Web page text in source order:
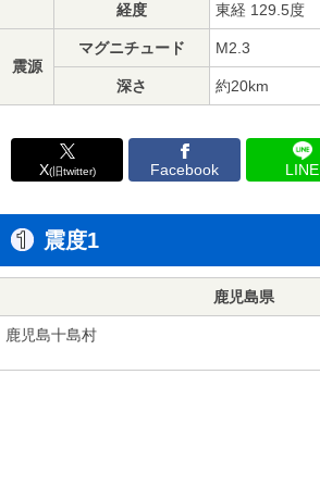
経度 東経 129.5度
震源
マグニチュード M2.3
深さ 約20km
X(旧twitter) Facebook LINE
震度1
鹿児島県
鹿児島十島村